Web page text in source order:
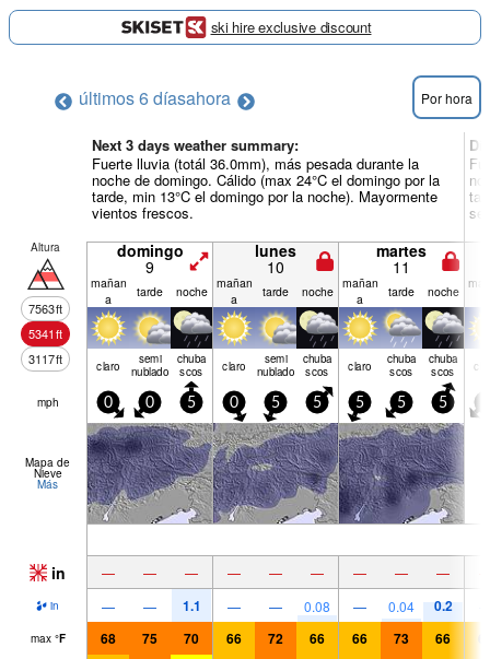
ski hire exclusive discount
últimos 6 díasahora Por hora
Next 3 days weather summary:
Fuerte lluvia (totál 36.0mm), más pesada durante la
noche de domingo. Cálido (max 24°C el domingo por la
tarde, min 13°C el domingo por la noche). Mayormente
vientos frescos.
Altura
7563ft
5341ft
3117ft
domingo
9
lunes
10
martes
11
mañan
a
tarde noche mañan
a
tarde noche mañan
a
tarde noche
claro semi
nublado
chuba
scos claro semi
nublado
chuba
scos claro chuba
scos
chuba
scos
mph 0 0 5 0 5 5 5 5 5
Mapa de
Nieve
Más
in — — — — — — — — —
in — — 1.1 — — 0.08 — 0.04 0.2
max °F 68 75 70 66 72 66 66 73 66